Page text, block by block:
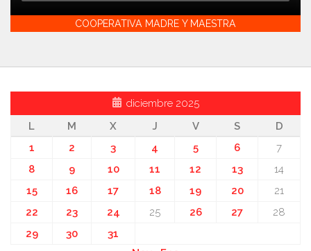
COOPERATIVA MADRE Y MAESTRA
diciembre 2025
L
M X J V S
D
1
2 3 4 5 6
7
8
9 10 11 12 13
14
15
16 17 18 19 20
21
22
23 24 25 26 27
28
29
30
31